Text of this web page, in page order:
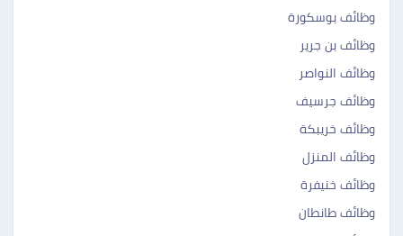
وظائف بوسكورة ‎ ‎‎
وظائف بن جرير ‎‎
وظائف النواصر ‎ ‎‎
وظائف جرسيف ‎‎
وظائف خريبكة ‎‎
وظائف المنزل ‎‎
وظائف خنيفرة ‎‎
وظائف طانطان ‎‎